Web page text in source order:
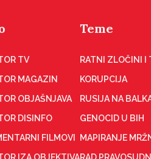
TV
MAGAZIN
OBJAŠNJAVA
DISINFO
FILMOVI
Teme
RATNI ZLOČINI I
KORUPCIJA
RUSIJA NA
GENOCID U BIH
MAPIRANJE